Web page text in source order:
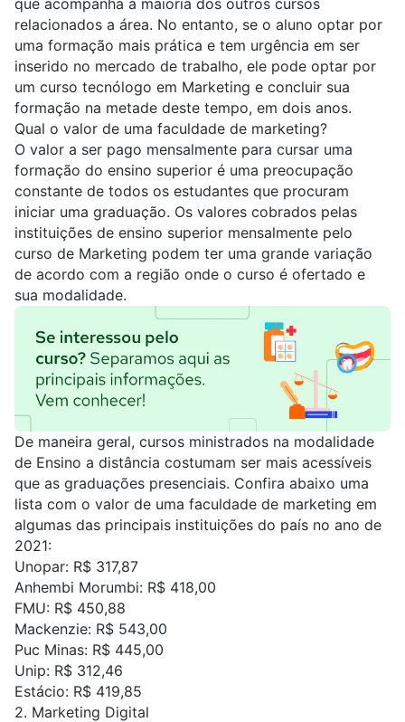
que acompanha a maioria dos outros cursos
relacionados a área. No entanto, se o aluno optar por
uma formação mais prática e tem urgência em ser
inserido no mercado de trabalho, ele pode optar por
um curso tecnólogo em Marketing e concluir sua
formação na metade deste tempo, em dois anos.
Qual o valor de uma faculdade de marketing?
O valor a ser pago mensalmente para cursar uma
formação do ensino superior é uma preocupação
constante de todos os estudantes que procuram
iniciar uma graduação. Os valores cobrados pelas
instituições de ensino superior mensalmente pelo
curso de Marketing podem ter uma grande variação
de acordo com a região onde o curso é ofertado e
sua modalidade.
De maneira geral, cursos ministrados na modalidade
de Ensino a distância costumam ser mais acessíveis
que as graduações presenciais. Confira abaixo uma
lista com o valor de uma faculdade de marketing em
algumas das principais instituições do país no ano de
2021:
Unopar: R$ 317,87
Anhembi Morumbi: R$ 418,00
FMU: R$ 450,88
Mackenzie: R$ 543,00
Puc Minas: R$ 445,00
Unip: R$ 312,46
Estácio: R$ 419,85
2. Marketing Digital